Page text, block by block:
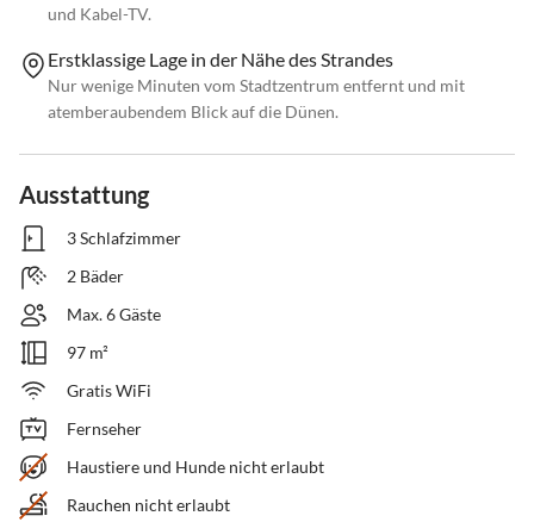
und Kabel-TV.
Erstklassige Lage in der Nähe des Strandes
Nur wenige Minuten vom Stadtzentrum entfernt und mit
atemberaubendem Blick auf die Dünen.
Ausstattung
3 Schlafzimmer
2 Bäder
Max. 6 Gäste
97 m²
Gratis WiFi
Fernseher
Haustiere und Hunde nicht erlaubt
Rauchen nicht erlaubt